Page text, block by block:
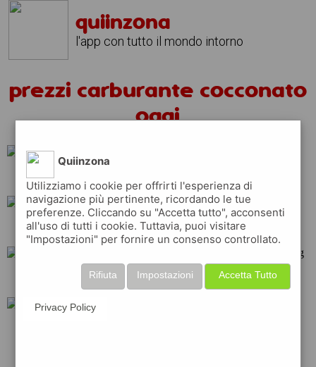
quiinzona
l'app con tutto il mondo intorno
prezzi carburante cocconato
oggi
ip
api q8 repsol
shell erg
Quiinzona
Utilizziamo i cookie per offrirti l'esperienza di
navigazione più pertinente, ricordando le tue
preferenze. Cliccando su "Accetta tutto", acconsenti
all'uso di tutti i cookie. Tuttavia, puoi visitare
"Impostazioni" per fornire un consenso controllato.
Accetta Tutto
Impostazioni
Rifiuta
Privacy Policy